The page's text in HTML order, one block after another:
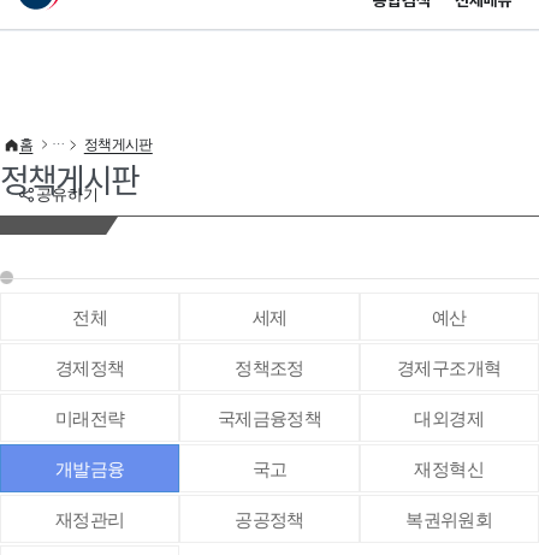
이 누리집은 대한민국 공식 전자정부 누리집입니다.
공유하기
홈 정책게시판
정책게시판
전체 세제 예산
경제정책 정책조정 경제구조개혁
미래전략 국제금융정책 대외경제
개발금융 국고 재정혁신
재정관리 공공정책 복권위원회